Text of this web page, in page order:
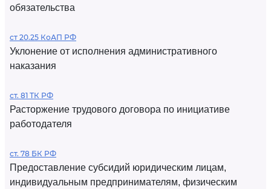
обязательства
ст 20.25 КоАП РФ
Уклонение от исполнения административного
наказания
ст. 81 ТК РФ
Расторжение трудового договора по инициативе
работодателя
ст. 78 БК РФ
Предоставление субсидий юридическим лицам,
индивидуальным предпринимателям, физическим